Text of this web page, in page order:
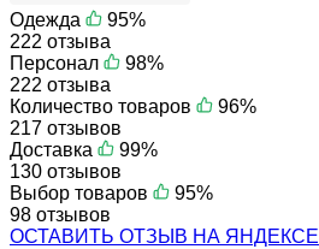
Одежда
95%
222 отзыва
Персонал
98%
222 отзыва
Количество товаров
96%
217 отзывов
Доставка
99%
130 отзывов
Выбор товаров
95%
98 отзывов
ОСТАВИТЬ ОТЗЫВ НА ЯНДЕКСЕ